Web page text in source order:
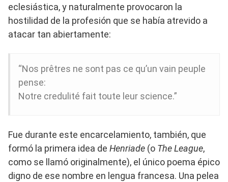
eclesiástica, y naturalmente provocaron la
hostilidad de la profesión que se había atrevido a
atacar tan abiertamente:
“Nos prêtres ne sont pas ce qu’un vain peuple
pense:
Notre credulité fait toute leur science.”
Fue durante este encarcelamiento, también, que
formó la primera idea de Henriade (o The League,
como se llamó originalmente), el único poema épico
digno de ese nombre en lengua francesa. Una pelea